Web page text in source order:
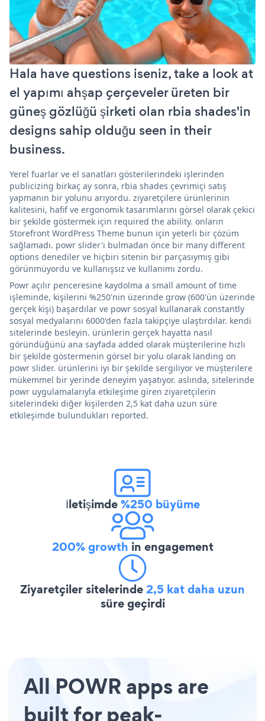
Hala have questions iseniz, take a look at
el yapımı ahşap çerçeveler üreten bir
güneş gözlüğü şirketi olan rbia shades'in
designs sahip olduğu seen in their
business.
Yerel fuarlar ve el sanatları gösterilerindeki işlerinden
publicizing birkaç ay sonra, rbia shades çevrimiçi satış
yapmanın bir yolunu arıyordu. ziyaretçilere ürünlerinin
kalitesini, hafif ve ergonomik tasarımlarını görsel olarak çekici
bir şekilde göstermek için required the ability. onların
Storefront WordPress Theme bunun için yeterli bir çözüm
sağlamadı. powr slider'ı bulmadan önce bir many different
options denediler ve hiçbiri sitenin bir parçasıymış gibi
görünmüyordu ve kullanışsız ve kullanımı zordu.
Powr açılır penceresine kaydolma a small amount of time
işleminde, kişilerini %250'nin üzerinde grow (600'ün üzerinde
gerçek kişi) başardılar ve powr sosyal kullanarak constantly
sosyal medyalarını 6000'den fazla takipçiye ulaştırdılar. kendi
sitelerinde besleyin. ürünlerin gerçek hayatta nasıl
göründüğünü ana sayfada added olarak müşterilerine hızlı
bir şekilde göstermenin görsel bir yolu olarak landing on
powr slider. ürünlerini iyi bir şekilde sergiliyor ve müşterilere
mükemmel bir yerinde deneyim yaşatıyor. aslında, sitelerinde
powr uygulamalarıyla etkileşime giren ziyaretçilerin
sitelerindeki diğer kişilerden 2,5 kat daha uzun süre
etkileşimde bulundukları reported.
İletişimde%250 büyüme
200% growth in engagement
Ziyaretçiler sitelerinde2,5 kat daha uzun
süre geçirdi
All POWR apps are
built for peak-